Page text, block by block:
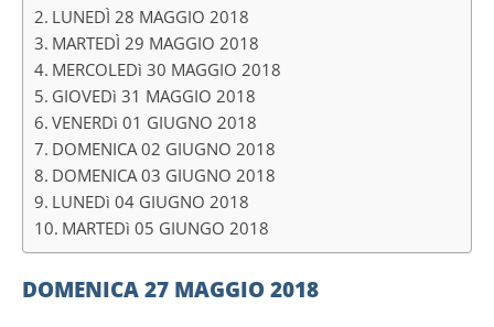
LUNEDÌ 28 MAGGIO 2018
MARTEDÌ 29 MAGGIO 2018
MERCOLEDì 30 MAGGIO 2018
GIOVEDì 31 MAGGIO 2018
VENERDì 01 GIUGNO 2018
DOMENICA 02 GIUGNO 2018
DOMENICA 03 GIUGNO 2018
LUNEDì 04 GIUGNO 2018
MARTEDì 05 GIUNGO 2018
DOMENICA 27 MAGGIO 2018